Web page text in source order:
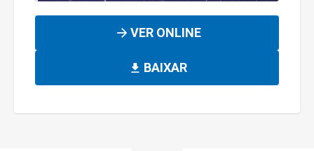
VER ONLINE
BAIXAR